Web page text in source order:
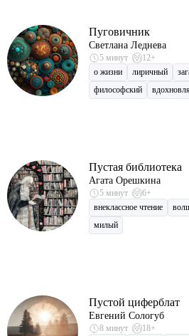
Пуговичник
Светлана Леднева
5 минут
12+
о жизни
лиричный
философский
Пустая библиотека
Агата Орешкина
5 минут
6+
внеклассное чтение
милый
Пустой циферблат
Евгений Сологуб
8 минут
18+